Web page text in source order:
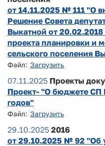
от 14.11.2025 № 111 "О
Решение Совета
Выкатной от
проекта планировки и
сельского поселения
Файл: Загрузить
07.11.2025 Проекты
Проект- "О бюджете СП
годов"
Файл: Загрузить
29.10.2025 2016
от 29.10.2025 № 92 "Об